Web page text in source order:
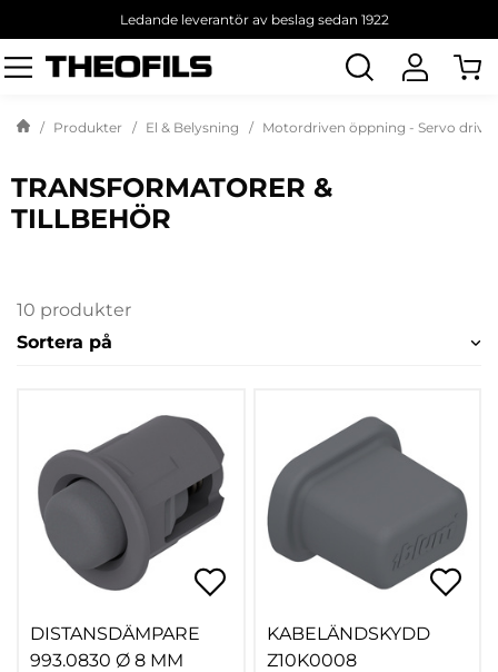
Ledande leverantör av beslag sedan 1922
Sök
produkt
Produkter El & Belysning Motordriven öppning - Servo drive
TRANSFORMATORER &
TILLBEHÖR
10 produkter
Sortera på
DISTANSDÄMPARE
993.0830 Ø 8 MM
KABELÄNDSKYDD
Z10K0008